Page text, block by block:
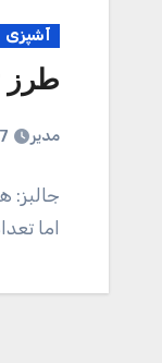
آشپزی
طرز
مدیر
جالبز:
اما